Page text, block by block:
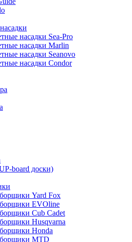
насадки Sea-Pro
насадки Marlin
насадки Seanovo
насадки Condor
board доски)
Yard Fox
EVOline
Cub Cadet
Husqvarna
Honda
MTD